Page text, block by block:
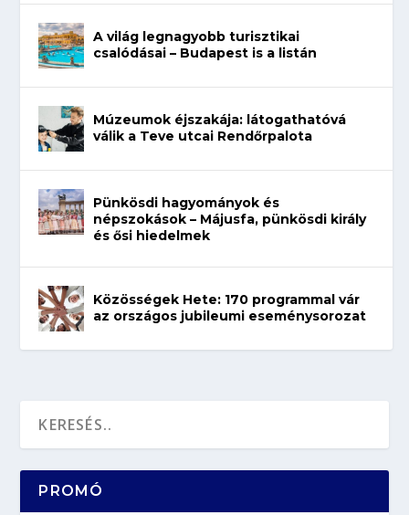
A világ legnagyobb turisztikai
csalódásai – Budapest is a listán
Múzeumok éjszakája: látogathatóvá
válik a Teve utcai Rendőrpalota
Pünkösdi hagyományok és
népszokások – Májusfa, pünkösdi király
és ősi hiedelmek
Közösségek Hete: 170 programmal vár
az országos jubileumi eseménysorozat
PROMÓ